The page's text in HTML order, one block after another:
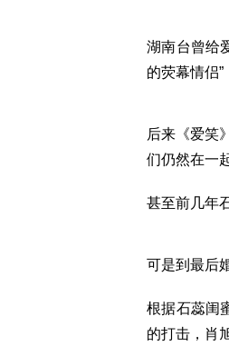
湖南台曾给
的荧幕情侣”
后来《爱笑
们仍然在一
甚至前几年
可是到最后
根据石蕊闺
的打击，肖